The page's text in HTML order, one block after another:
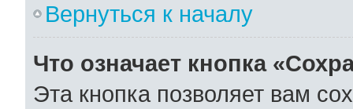
Вернуться к началу
Что означает кнопка
Эта кнопка позволяет вам